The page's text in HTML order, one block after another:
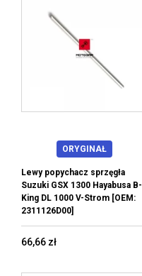
ORYGINAŁ
Lewy popychacz sprzęgła
Suzuki GSX 1300 Hayabusa B-
King DL 1000 V-Strom [OEM:
2311126D00]
66,66 zł